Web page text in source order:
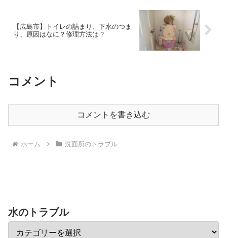
【広島市】トイレの詰まり、下水のつま
り、原因はなに？修理方法は？
コメント
コメントを書き込む
ホーム 洗面所のトラブル
水のトラブル